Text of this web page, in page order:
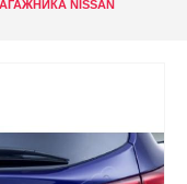
NISSAN